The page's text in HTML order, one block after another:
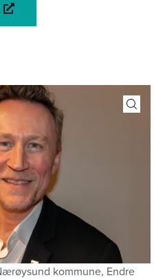
kommune, Endre